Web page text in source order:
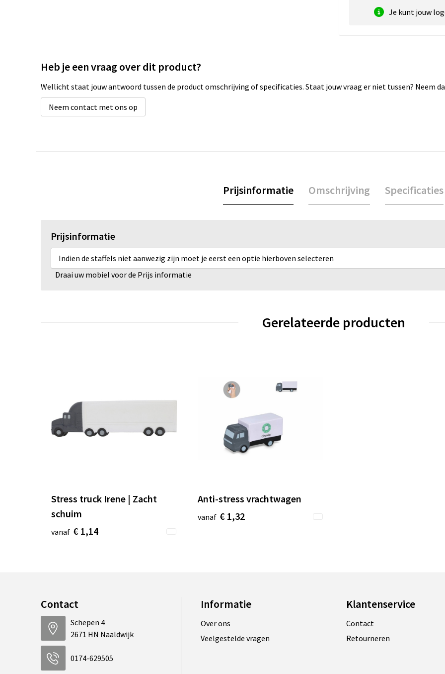
Je kunt jouw
Heb je een vraag over dit product?
Wellicht staat jouw antwoord tussen de product omschrijving of specificaties. Staat jouw vraag er niet tussen? Neem
Neem contact met ons op
Prijsinformatie Omschrijving Specificaties
Prijsinformatie
Indien de staffels niet aanwezig zijn moet je eerst een optie hierboven selecteren
Draai uw mobiel voor de Prijs informatie
Gerelateerde producten
Stress truck Irene | Zacht
schuim
vanaf € 1,14
Anti-stress vrachtwagen
vanaf € 1,32
Contact
Schepen 4
2671 HN Naaldwijk
0174-629505
Informatie
Over ons
Veelgestelde vragen
Klantenservice
Contact
Retourneren